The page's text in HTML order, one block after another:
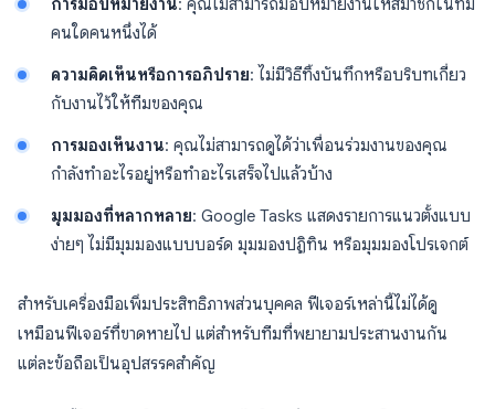
การมอบหมายงาน: คุณไม่สามารถมอบหมายงานให้สมาชิกในทีม
คนใดคนหนึ่งได้
ความคิดเห็นหรือการอภิปราย: ไม่มีวิธีทิ้งบันทึกหรือบริบทเกี่ยว
กับงานไว้ให้ทีมของคุณ
การมองเห็นงาน: คุณไม่สามารถดูได้ว่าเพื่อนร่วมงานของคุณ
กำลังทำอะไรอยู่หรือทำอะไรเสร็จไปแล้วบ้าง
มุมมองที่หลากหลาย: Google Tasks แสดงรายการแนวตั้งแบบ
ง่ายๆ ไม่มีมุมมองแบบบอร์ด มุมมองปฏิทิน หรือมุมมองโปรเจกต์
สำหรับเครื่องมือเพิ่มประสิทธิภาพส่วนบุคคล ฟีเจอร์เหล่านี้ไม่ได้ดู
เหมือนฟีเจอร์ที่ขาดหายไป แต่สำหรับทีมที่พยายามประสานงานกัน
แต่ละข้อถือเป็นอุปสรรคสำคัญ